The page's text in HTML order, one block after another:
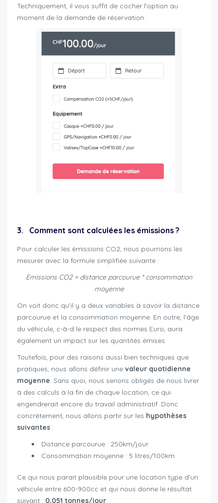
Techniquement, il vous suffit de cocher l’option au
moment de la demande de réservation.
3. Comment sont calculées les émissions ?
Pour calculer les émissions CO2, nous pourrions les
mesurer avec la formule simplifiée suivante :
Emissions CO2 = distance parcourue * consommation
moyenne
On voit donc qu’il y a deux variables à savoir la distance
parcourue et la consommation moyenne. En outre, l’âge
du véhicule, c-à-d le respect des normes Euro, aura
également un impact sur les quantités émises.
Toutefois, pour des raisons aussi bien techniques que
pratiques, nous allons définir une valeur quotidienne
moyenne. Sans quoi, nous serions obligés de nous livrer
à des calculs à la fin de chaque location, ce qui
engendrerait encore du travail administratif. Donc
concrètement, nous allons partir sur les hypothèses
suivantes :
Distance parcourue : 250km/jour
Consommation moyenne : 5 litres/100km
Ce qui nous parait plausible pour une location type d’un
véhicule entre 600-900cc et qui nous donne le résultat
suivant : 0,051 tonnes/jour